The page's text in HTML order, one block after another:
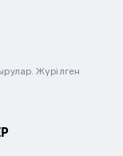
Жүрілген